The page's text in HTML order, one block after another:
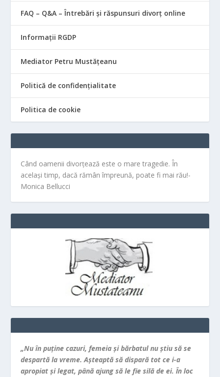
FAQ – Q&A – Întrebări și răspunsuri divorț online
Informații RGDP
Mediator Petru Mustățeanu
Politică de confidențialitate
Politica de cookie
Când oamenii divorțează este o mare tragedie. În
același timp, dacă rămân împreună, poate fi mai rău!-
Monica Bellucci
„Nu în puţine cazuri, femeia şi bărbatul nu ştiu să se
despartă la vreme. Aşteaptă să dispară tot ce i-a
apropiat şi legat, până ajung să le fie silă de ei. În loc